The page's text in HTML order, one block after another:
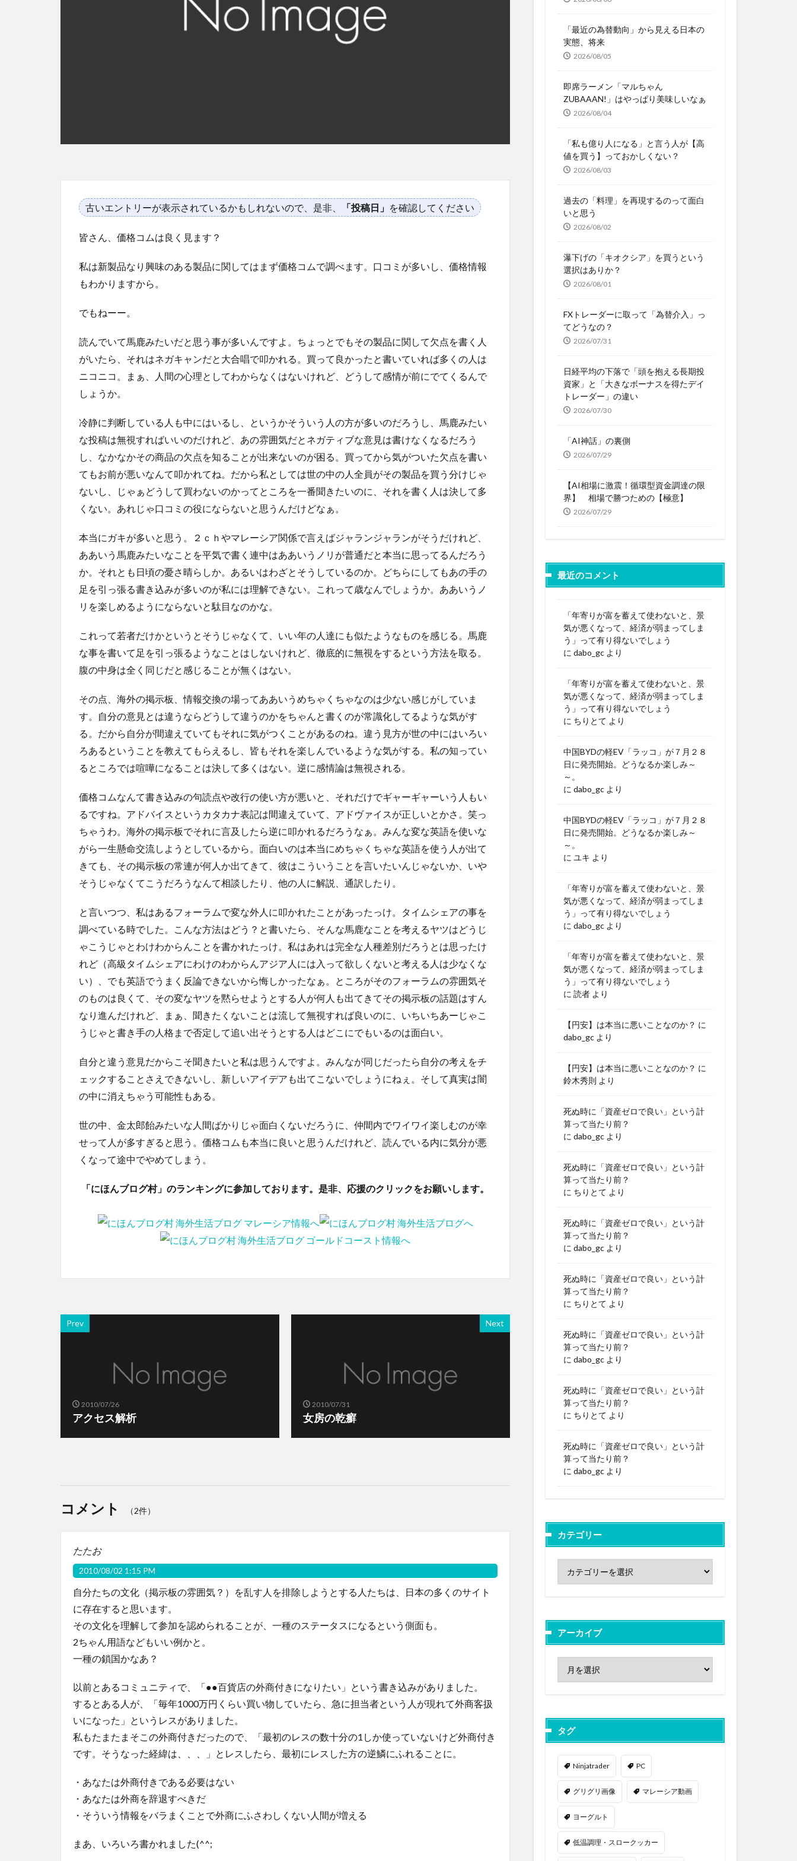
古いエントリーが表示されているかもしれないので、是非、 「投稿日」 を確認してください
皆さん、価格コムは良く見ます？
私は新製品なり興味のある製品に関してはまず価格コムで調べます。口コミが多いし、価格情報
もわかりますから。
でもねーー。
読んでいて馬鹿みたいだと思う事が多いんですよ。ちょっとでもその製品に関して欠点を書く人
がいたら、それはネガキャンだと大合唱で叩かれる。買って良かったと書いていれば多くの人は
ニコニコ。まぁ、人間の心理としてわからなくはないけれど、どうして感情が前にでてくるんで
しょうか。
冷静に判断している人も中にはいるし、というかそういう人の方が多いのだろうし、馬鹿みたい
な投稿は無視すればいいのだけれど、あの雰囲気だとネガティブな意見は書けなくなるだろう
し、なかなかその商品の欠点を知ることが出来ないのが困る。買ってから気がついた欠点を書い
てもお前が悪いなんて叩かれてね。だから私としては世の中の人全員がその製品を買う分けじゃ
ないし、じゃぁどうして買わないのかってところを一番聞きたいのに、それを書く人は決して多
くない。あれじゃ口コミの役にならないと思うんだけどなぁ。
本当にガキが多いと思う。２ｃｈやマレーシア関係で言えばジャランジャランがそうだけれど、
ああいう馬鹿みたいなことを平気で書く連中はああいうノリが普通だと本当に思ってるんだろう
か。それとも日頃の憂さ晴らしか。あるいはわざとそうしているのか。どちらにしてもあの手の
足を引っ張る書き込みが多いのが私には理解できない。これって歳なんでしょうか。ああいうノ
リを楽しめるようにならないと駄目なのかな。
これって若者だけかというとそうじゃなくて、いい年の人達にも似たようなものを感じる。馬鹿
な事を書いて足を引っ張るようなことはしないけれど、徹底的に無視をするという方法を取る。
腹の中身は全く同じだと感じることが無くはない。
その点、海外の掲示板、情報交換の場ってああいうめちゃくちゃなのは少ない感じがしていま
す。自分の意見とは違うならどうして違うのかをちゃんと書くのが常識化してるような気がす
る。だから自分が間違えていてもそれに気がつくことがあるのね。違う見方が世の中にはいろい
ろあるということを教えてもらえるし、皆もそれを楽しんでいるような気がする。私の知ってい
るところでは喧嘩になることは決して多くはない。逆に感情論は無視される。
価格コムなんて書き込みの句読点や改行の使い方が悪いと、それだけでギャーギャーいう人もい
るですね。アドバイスというカタカナ表記は間違えていて、アドヴァイスが正しいとかさ。笑っ
ちゃうわ。海外の掲示板でそれに言及したら逆に叩かれるだろうなぁ。みんな変な英語を使いな
がら一生懸命交流しようとしているから。面白いのは本当にめちゃくちゃな英語を使う人が出て
きても、その掲示板の常連が何人か出てきて、彼はこういうことを言いたいんじゃないか、いや
そうじゃなくてこうだろうなんて相談したり、他の人に解説、通訳したり。
と言いつつ、私はあるフォーラムで変な外人に叩かれたことがあったっけ。タイムシェアの事を
調べている時でした。こんな方法はどう？と書いたら、そんな馬鹿なことを考えるヤツはどうじ
ゃこうじゃとわけわからんことを書かれたっけ。私はあれは完全な人種差別だろうとは思ったけ
れど（高級タイムシェアにわけのわからんアジア人には入って欲しくないと考える人は少なくな
い）、でも英語でうまく反論できないから悔しかったなぁ。ところがそのフォーラムの雰囲気そ
のものは良くて、その変なヤツを黙らせようとする人が何人も出てきてその掲示板の話題はすん
なり進んだけれど、まぁ、聞きたくないことは流して無視すれば良いのに、いちいちあーじゃこ
うじゃと書き手の人格まで否定して追い出そうとする人はどこにでもいるのは面白い。
自分と違う意見だからこそ聞きたいと私は思うんですよ。みんなが同じだったら自分の考えをチ
ェックすることさえできないし、新しいアイデアも出てこないでしょうにねぇ。そして真実は闇
の中に消えちゃう可能性もある。
世の中、金太郎飴みたいな人間ばかりじゃ面白くないだろうに、仲間内でワイワイ楽しむのが幸
せって人が多すぎると思う。価格コムも本当に良いと思うんだけれど、読んでいる内に気分が悪
くなって途中でやめてしまう。
「にほんブログ村」のランキングに参加しております。是非、応援のクリックをお願いします。
Prev
2010/07/26
アクセス解析
Next
2010/07/31
女房の乾癬
コメント （2件）
たたお
2010/08/02 1:15 PM
自分たちの文化（掲示板の雰囲気？）を乱す人を排除しようとする人たちは、日本の多くのサイト
に存在すると思います。
その文化を理解して参加を認められることが、一種のステータスになるという側面も。
2ちゃん用語などもいい例かと。
一種の鎖国かなあ？
以前とあるコミュニティで、「●●百貨店の外商付きになりたい」という書き込みがありました。
するとある人が、「毎年1000万円くらい買い物していたら、急に担当者という人が現れて外商客扱
いになった」というレスがありました。
私もたまたまそこの外商付きだったので、「最初のレスの数十分の1しか使っていないけど外商付き
です。そうなった経緯は、、、」とレスしたら、最初にレスした方の逆鱗にふれることに。
・あなたは外商付きである必要はない
・あなたは外商を辞退すべきだ
・そういう情報をバラまくことで外商にふさわしくない人間が増える
まあ、いろいろ書かれました(^^;
「最近の為替動向」から見える日本の
実態、将来
2026/08/05
即席ラーメン「マルちゃん
ZUBAAAN!」はやっぱり美味しいなぁ
2026/08/04
「私も億り人になる」と言う人が【高
値を買う】っておかしくない？
2026/08/03
過去の「料理」を再現するのって面白
いと思う
2026/08/02
瀑下げの「キオクシア」を買うという
選択はありか？
2026/08/01
FXトレーダーに取って「為替介入」っ
てどうなの？
2026/07/31
日経平均の下落で「頭を抱える長期投
資家」と「大きなボーナスを得たデイ
トレーダー」の違い
2026/07/30
「AI神話」の裏側
2026/07/29
【AI相場に激震！循環型資金調達の限
界】 相場で勝つための【極意】
2026/07/29
最近のコメント
「年寄りが富を蓄えて使わないと、景
気が悪くなって、経済が弱まってしま
う」って有り得ないでしょう
に dabo_gc より
「年寄りが富を蓄えて使わないと、景
気が悪くなって、経済が弱まってしま
う」って有り得ないでしょう
に ちりとて より
中国BYDの軽EV「ラッコ」が７月２８
日に発売開始。どうなるか楽しみ～
～。
に dabo_gc より
中国BYDの軽EV「ラッコ」が７月２８
日に発売開始。どうなるか楽しみ～
～。
に ユキ より
「年寄りが富を蓄えて使わないと、景
気が悪くなって、経済が弱まってしま
う」って有り得ないでしょう
に dabo_gc より
「年寄りが富を蓄えて使わないと、景
気が悪くなって、経済が弱まってしま
う」って有り得ないでしょう
に 読者 より
【円安】は本当に悪いことなのか？ に
dabo_gc より
【円安】は本当に悪いことなのか？ に
鈴木秀則 より
死ぬ時に「資産ゼロで良い」という計
算って当たり前？
に dabo_gc より
死ぬ時に「資産ゼロで良い」という計
算って当たり前？
に ちりとて より
死ぬ時に「資産ゼロで良い」という計
算って当たり前？
に dabo_gc より
死ぬ時に「資産ゼロで良い」という計
算って当たり前？
に ちりとて より
死ぬ時に「資産ゼロで良い」という計
算って当たり前？
に dabo_gc より
死ぬ時に「資産ゼロで良い」という計
算って当たり前？
に ちりとて より
死ぬ時に「資産ゼロで良い」という計
算って当たり前？
に dabo_gc より
カテゴリー
アーカイブ
タグ
Ninjatrader PC
グリグリ画像 マレーシア動画
ヨーグルト
低温調理・スロークッカー